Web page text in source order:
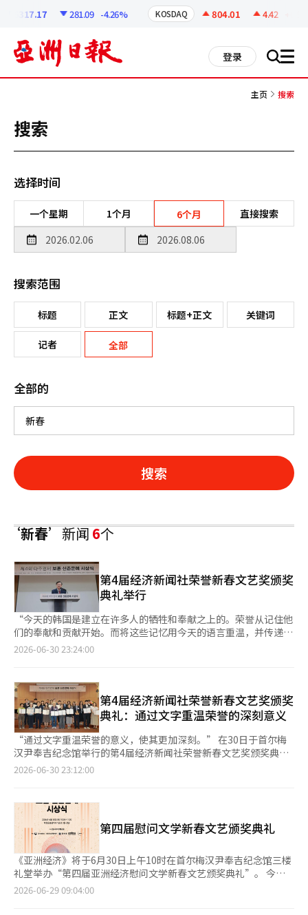
6317.17 281.09 -4.26% KOSDAQ 804.01 4.42
登录 搜 all
主页 搜索
搜索
选择时间
一个星期 1个月 6个月 直接搜索
搜索范围
标题 正文 标题+正文 关键词
记者 全部
全部的
搜索
‘新春’新闻6个
第4届经济新闻社荣誉新春文艺奖颁奖
典礼举行
“今天的韩国是建立在许多人的牺牲和奉献之上的。荣誉从记住他
们的奉献和贡献开始。而将这些记忆用今天的语言重温，并传递给
下一代，也是我们社会共同承担的重要责任。” 林圭镇经济新闻
的价值。 经济新闻社通过文学重温荣誉的意义，旨在与国民共同
铭记国家功臣的牺牲与奉献，持续举办荣誉新春文艺奖。 今年是
第4届经济新闻社荣誉新春文艺奖，共收到诗歌、散文、短篇小
说、童话、剧本、读后感等多个类别的作品共计1000余篇。特别
是今年新增了国家荣誉部部长奖6个，并设立了大韩民国陆军协会
长奖，进一步强化了奖项类别和级别。 林社长表示：“感谢所有
参与此次征文活动的朋友们，您们的作品是用各自的视角和语言诠
释荣誉意义的珍贵成果。希望今天的获奖能为未来的创作活动带来
辑。
2026-06-30 23:24:00
第4届经济新闻社荣誉新春文艺奖颁奖
典礼：通过文字重温荣誉的深刻意义
“通过文字重温荣誉的意义，使其更加深刻。” 在30日于首尔梅
汉尹奉吉纪念馆举行的第4届经济新闻社荣誉新春文艺奖颁奖典礼
上，获奖者们纷纷表示：“在创作过程中，我们重新审视了国家功
白光的《旧勋章的光辉》。成白光表示：“通过这部作品，我重新
审视了国家功臣及其家属的崇高生活。希望大家不要忘记，我们今
天的平凡生活是建立在某些人的牺牲之上的。” 剧本类的部长奖
则颁给了林孝善的《不喜欢运动的奶奶》。林孝善表示：“我在大
学课堂上一直在向学生们讲述新挑战的重要性。能够通过文字直接
实践这一价值，意义非凡。”她还表示：“我会努力成为一个向社
会传递积极价值的人。” 李正贤的《无名》获得了诗歌类的部长
奖。李正贤表示：“我想在诗中表达那些为独立而战却未能留名的
2026-06-30 23:12:00
第四届慰问文学新春文艺颁奖典礼
《亚洲经济》将于6月30日上午10时在首尔梅汉尹奉吉纪念馆三楼
礼堂举办“第四届亚洲经济慰问文学新春文艺颁奖典礼”。 今天
的韩国建立在无数国家功臣的牺牲与奉献之上。铭记并传承这一崇
2026-06-29 09:04:00